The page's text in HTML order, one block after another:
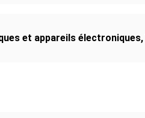
et appareils électroniques,